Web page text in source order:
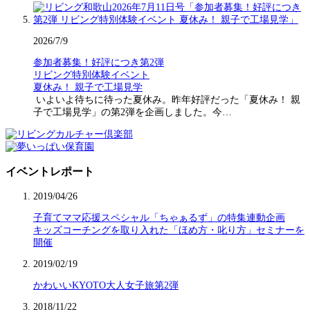
2026/7/9
参加者募集！好評につき第2弾
リビング特別体験イベント
夏休み！ 親子で工場見学
いよいよ待ちに待った夏休み。昨年好評だった「夏休み！ 親
子で工場見学」の第2弾を企画しました。今…
イベントレポート
2019/04/26
子育てママ応援スペシャル「ちゃぁるず」の特集連動企画
キッズコーチングを取り入れた「ほめ方・叱り方」セミナーを
開催
2019/02/19
かわいいKYOTO大人女子旅第2弾
2018/11/22